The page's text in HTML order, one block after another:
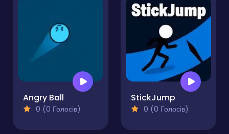
Angry Ball
0 (0 Голосів)
StickJump
0 (0 Голосів)